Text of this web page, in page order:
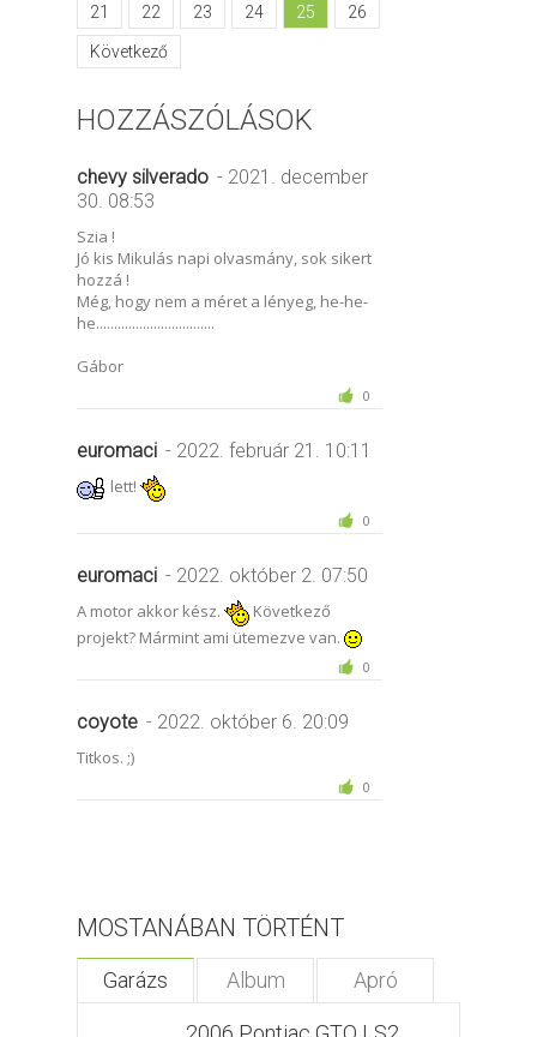
21 22 23 24 25 26
Következő
HOZZÁSZÓLÁSOK
chevy silverado - 2021. december
30. 08:53
Szia !
Jó kis Mikulás napi olvasmány, sok sikert
hozzá !
Még, hogy nem a méret a lényeg, he-he-
he.................................
Gábor
0
euromaci - 2022. február 21. 10:11
lett!
0
euromaci - 2022. október 2. 07:50
A motor akkor kész.
Következő
projekt? Mármint ami ütemezve van.
0
coyote - 2022. október 6. 20:09
Titkos. ;)
0
MOSTANÁBAN TÖRTÉNT
Garázs Album Apró